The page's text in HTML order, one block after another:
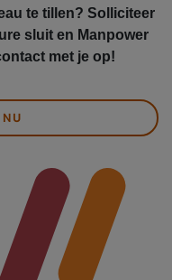
te tillen? Solliciteer
sluit en Manpower
met je op!
NU